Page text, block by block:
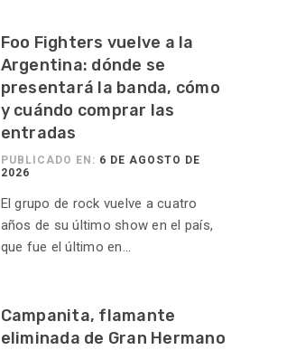
Foo Fighters vuelve a la
Argentina: dónde se
presentará la banda, cómo
y cuándo comprar las
entradas
PUBLICADO EN: 6 DE AGOSTO DE
2026
El grupo de rock vuelve a cuatro
años de su último show en el país,
que fue el último en...
Campanita, flamante
eliminada de Gran Hermano